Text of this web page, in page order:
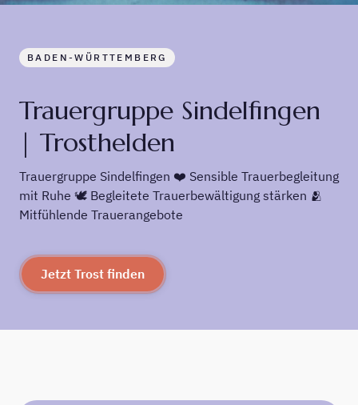
BADEN-WÜRTTEMBERG
Trauergruppe Sindelfingen
| Trosthelden
Trauergruppe Sindelfingen ❤️ Sensible Trauerbegleitung
mit Ruhe 🕊️ Begleitete Trauerbewältigung stärken 🫂
Mitfühlende Trauerangebote
Jetzt Trost finden